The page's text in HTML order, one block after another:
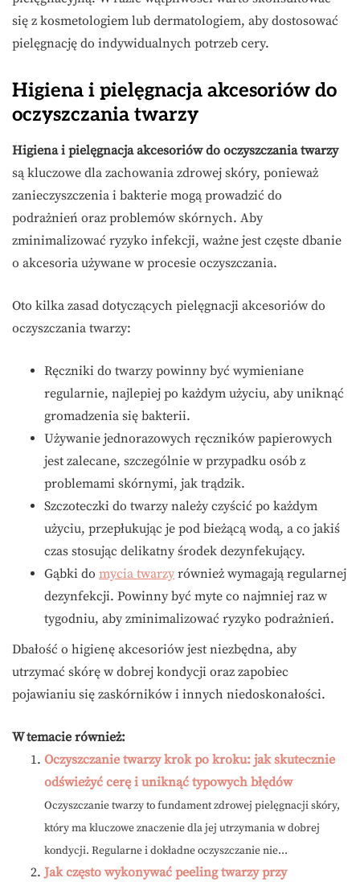
się z kosmetologiem lub dermatologiem, aby dostosować
pielęgnację do indywidualnych potrzeb cery.
Higiena i pielęgnacja akcesoriów do
oczyszczania twarzy
Higiena i pielęgnacja akcesoriów do oczyszczania twarzy
są kluczowe dla zachowania zdrowej skóry, ponieważ
zanieczyszczenia i bakterie mogą prowadzić do
podrażnień oraz problemów skórnych. Aby
zminimalizować ryzyko infekcji, ważne jest częste dbanie
o akcesoria używane w procesie oczyszczania.
Oto kilka zasad dotyczących pielęgnacji akcesoriów do
oczyszczania twarzy:
Ręczniki do twarzy powinny być wymieniane
regularnie, najlepiej po każdym użyciu, aby uniknąć
gromadzenia się bakterii.
Używanie jednorazowych ręczników papierowych
jest zalecane, szczególnie w przypadku osób z
problemami skórnymi, jak trądzik.
Szczoteczki do twarzy należy czyścić po każdym
użyciu, przepłukując je pod bieżącą wodą, a co jakiś
czas stosując delikatny środek dezynfekujący.
Gąbki do mycia twarzy również wymagają regularnej
dezynfekcji. Powinny być myte co najmniej raz w
tygodniu, aby zminimalizować ryzyko podrażnień.
Dbałość o higienę akcesoriów jest niezbędna, aby
utrzymać skórę w dobrej kondycji oraz zapobiec
pojawianiu się zaskórników i innych niedoskonałości.
W temacie również:
Oczyszczanie twarzy krok po kroku: jak skutecznie
odświeżyć cerę i uniknąć typowych błędów
Oczyszczanie twarzy to fundament zdrowej pielęgnacji skóry,
który ma kluczowe znaczenie dla jej utrzymania w dobrej
kondycji. Regularne i dokładne oczyszczanie nie...
Jak często wykonywać peeling twarzy przy